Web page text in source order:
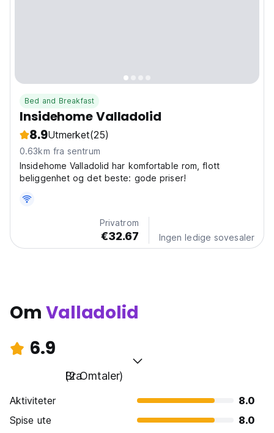
Bed and Breakfast
Insidehome Valladolid
8.9Utmerket(25)
0.63km fra sentrum
Insidehome Valladolid har komfortable rom, flott
beliggenhet og det beste: gode priser!
Privatrom
€32.67 Ingen ledige sovesaler
OmValladolid
6.9
Bra
(2 Omtaler)
Aktiviteter
8.0
Spise ute
8.0